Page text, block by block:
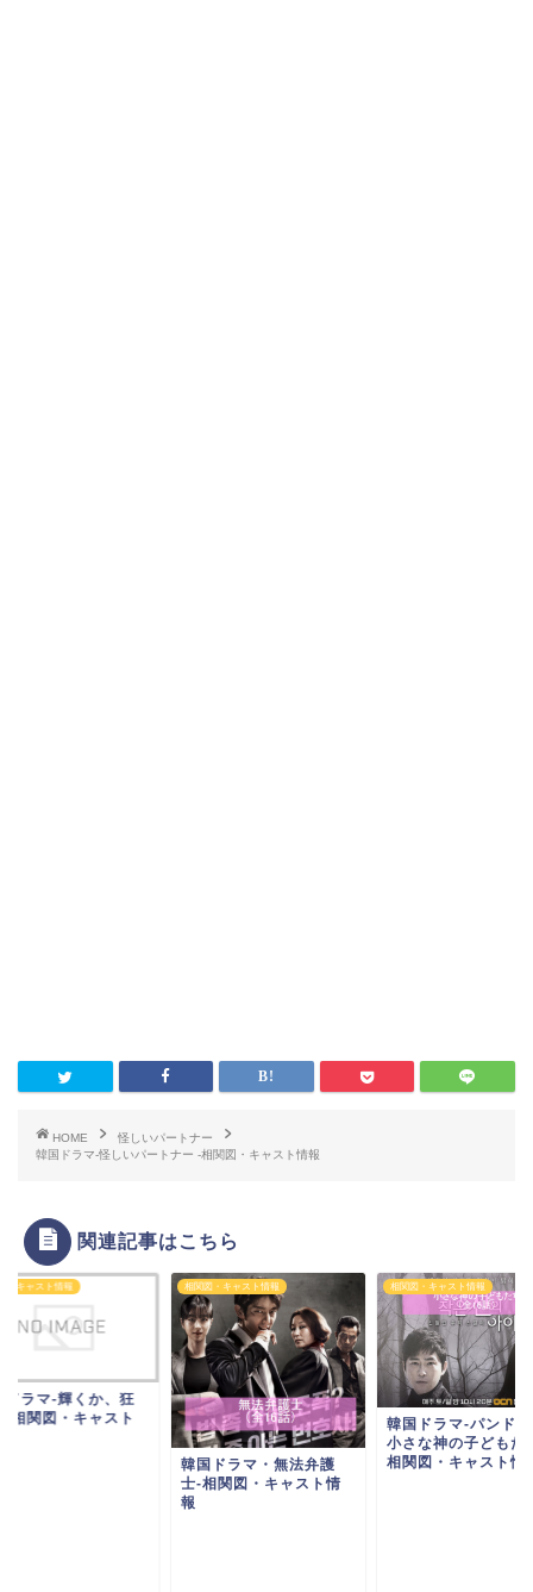
HOME
怪しいパートナー
韓国ドラマ-怪しいパートナー -相関図・キャスト情報
関連記事はこちら
・キャスト情報
ドラマ-輝くか、狂
-相関図・キャスト
相関図・キャスト情報
韓国ドラマ・無法弁護
士-相関図・キャスト情
報
相関図・キャスト情報
韓国ドラマ-パンド
小さな神の子どもた
相関図・キャスト情